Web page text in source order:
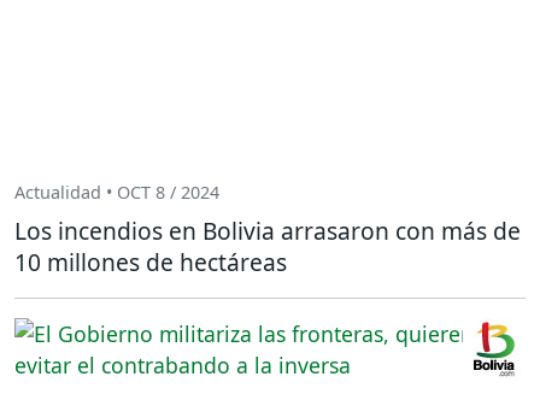
Actualidad • OCT 8 / 2024
Los incendios en Bolivia arrasaron con más de
10 millones de hectáreas